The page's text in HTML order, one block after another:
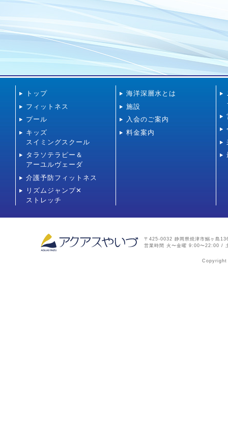
トップ
フィットネス
プール
キッズ
スイミングスクール
タラソテラピー＆
アーユルヴェーダ
介護予防フィットネス
リズムジャンプ✕
ストレッチ
海洋深層水とは
施設
入会のご案内
料金案内
〒425-0032 静岡県焼津市鰯ヶ島
営業時間 火〜金曜 9:00〜22:00 /